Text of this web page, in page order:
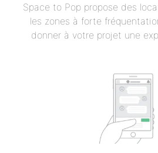
Space to Pop propose des
les zones à forte
donner à votre projet une